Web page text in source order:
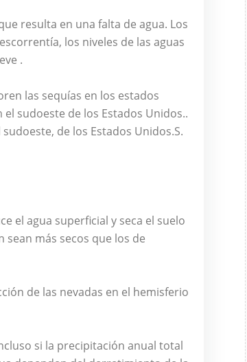
resulta en una falta de agua. Los
los niveles de las aguas
.
las sequías en los estados
sudoeste de los Estados Unidos..
de los Estados Unidos.S.
el agua superficial y seca el suelo
más secos que los de
de las nevadas en el hemisferio
si la precipitación anual total